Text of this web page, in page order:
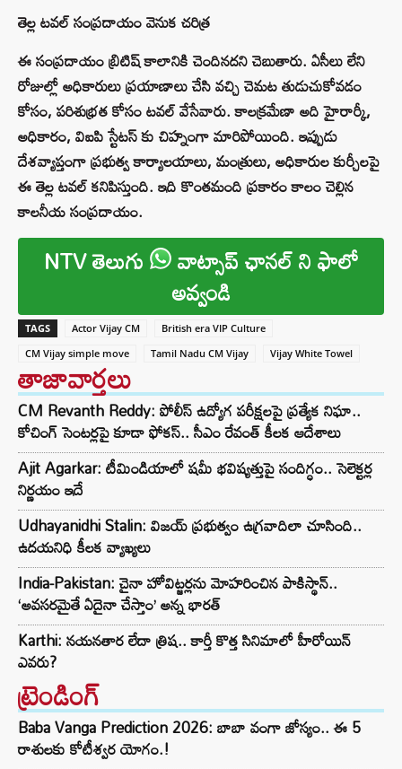
తెల్ల టవల్ సంప్రదాయం వెనుక చరిత్ర
ఈ సంప్రదాయం బ్రిటిష్ కాలానికి చెందినదని చెబుతారు. ఏసీలు లేని
రోజుల్లో అధికారులు ప్రయాణాలు చేసి వచ్చి చెమట తుడుచుకోవడం
కోసం, పరిశుభ్రత కోసం టవల్ వేసేవారు. కాలక్రమేణా అది హైరార్కీ,
అధికారం, విఐపి స్టేటస్ కు చిహ్నంగా మారిపోయింది. ఇప్పుడు
దేశవ్యాప్తంగా ప్రభుత్వ కార్యాలయాలు, మంత్రులు, అధికారుల కుర్చీలపై
ఈ తెల్ల టవల్ కనిపిస్తుంది. ఇది కొంతమంది ప్రకారం కాలం చెల్లిన
కాలనీయ సంప్రదాయం.
NTV తెలుగు వాట్సాప్ ఛానల్ ని ఫాలో
అవ్వండి
TAGS Actor Vijay CM
British era VIP Culture
CM Vijay simple move
Tamil Nadu CM Vijay Vijay White Towel
తాజావార్తలు
CM Revanth Reddy: పోలీస్ ఉద్యోగ పరీక్షలపై ప్రత్యేక నిఘా..
కోచింగ్ సెంటర్లపై కూడా ఫోకస్.. సీఎం రేవంత్ కీలక ఆదేశాలు
Ajit Agarkar: టీమిండియాలో షమీ భవిష్యత్తుపై సందిగ్ధం.. సెలెక్టర్ల
నిర్ణయం ఇదే
Udhayanidhi Stalin: విజయ్ ప్రభుత్వం ఉగ్రవాదిలా చూసింది..
ఉదయనిధి కీలక వ్యాఖ్యలు
India-Pakistan: చైనా హోవిట్జర్లను మోహరించిన పాకిస్థాన్..
‘అవసరమైతే ఏదైనా చేస్తాం’ అన్న భారత్
Karthi: నయనతార లేదా త్రిష.. కార్తీ కొత్త సినిమాలో హీరోయిన్
ఎవరు?
ట్రెండింగ్‌
Baba Vanga Prediction 2026: బాబా వంగా జోస్యం.. ఈ 5
రాశులకు కోటీశ్వర యోగం.!